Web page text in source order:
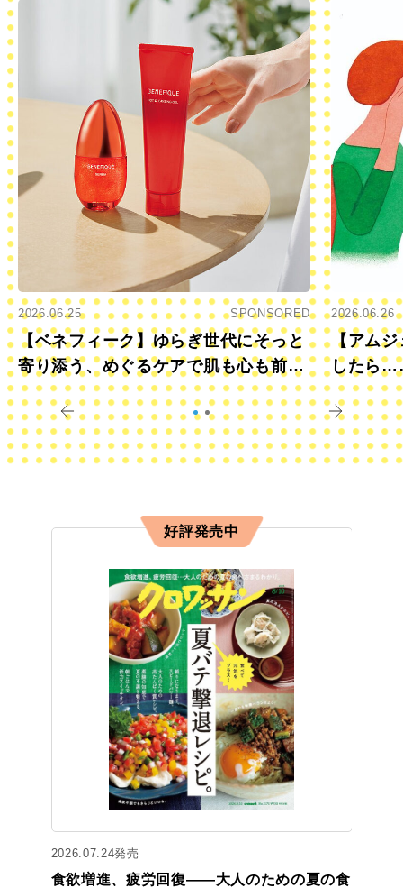
2026.06.25 SPONSORED
【ベネフィーク】ゆらぎ世代にそっと
寄り添う、めぐるケアで肌も心も前向
きに
2026.06.26
【アムジ
したら
すか？
好評発売中
2026.07.24発売
食欲増進、疲労回復——大人のための夏の食